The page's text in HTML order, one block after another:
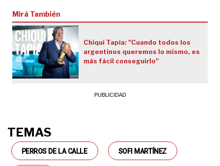
Mirá También
Chiqui Tapia: "Cuando todos los
argentinos queremos lo mismo, es
más fácil conseguirlo"
TEMAS
PERROS DE LA CALLE SOFI MARTÍNEZ